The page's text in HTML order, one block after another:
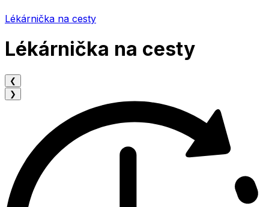
Lékárnička na cesty
Lékárnička na cesty
❮
❯